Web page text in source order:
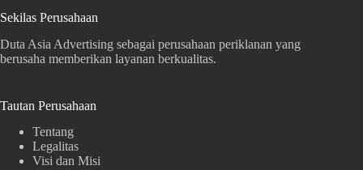
Sekilas Perusahaan
Duta Asia Advertising sebagai perusahaan periklanan yang
berusaha memberikan layanan berkualitas.
Tautan Perusahaan
Tentang
Legalitas
Visi dan Misi